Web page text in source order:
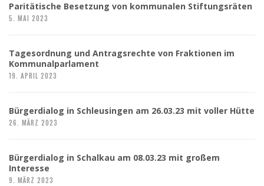
Paritätische Besetzung von kommunalen Stiftungsräten
5. MAI 2023
Tagesordnung und Antragsrechte von Fraktionen im
Kommunalparlament
19. APRIL 2023
Bürgerdialog in Schleusingen am 26.03.23 mit voller Hütte
26. MÄRZ 2023
Bürgerdialog in Schalkau am 08.03.23 mit großem
Interesse
9. MÄRZ 2023